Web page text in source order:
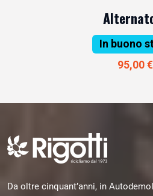
In buono
95,00 €
Da oltre cinquant’anni, in